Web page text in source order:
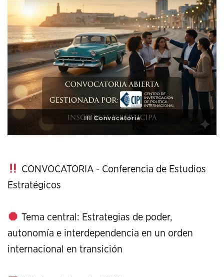
XI Conference on Strategic Studies
CONVOCATORIA - Conferencia de Estudios
Estratégicos
Tema central: Estrategias de poder,
autonomía e interdependencia en un orden
internacional en transición